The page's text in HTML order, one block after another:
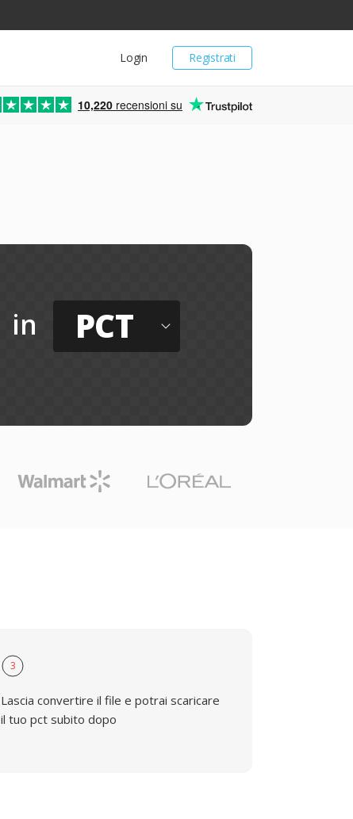
Registrati
Login
10,220 recensioni su
in PCT
3
Lascia convertire il file e potrai scaricare
il tuo pct subito dopo